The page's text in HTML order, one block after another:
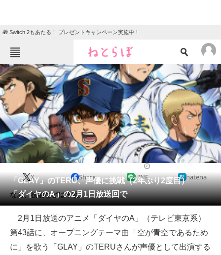
🎁 Switch 2もあたる！ プレゼントキャンペーン実施中！
ねとらぼメニュー
TOP ニュース
エンタメ クイズ
グルメ 地域
住まい 教育・育児
動物 リサーチ
会員記事
メディア
注目記事を集めた総合ページ
ITの今と未来を見通す
「GLAY」のTERU、声優に挑戦（2年ぶり2度目）
「ダイヤのA」の2月1日放送回で
X Share LINE hatena
なお、役柄などは不明。
2月1日放送のアニメ「ダイヤのA」（テレビ東京系）
第43話に、オープニングテーマ曲「空が青空であるため
に」を歌う「GLAY」のTERUさんが声優として出演する